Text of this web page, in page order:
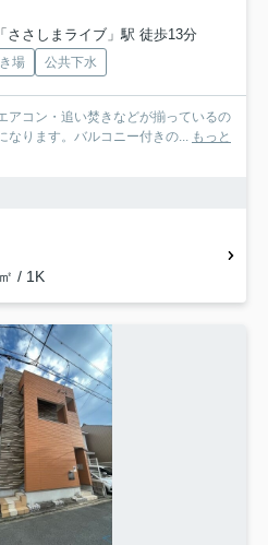
ささしまライブ」駅 徒歩13分
場 公共下水
アコン・追い焚きなどが揃っているの
なります。バルコニー付きの... もっと
/ 1K